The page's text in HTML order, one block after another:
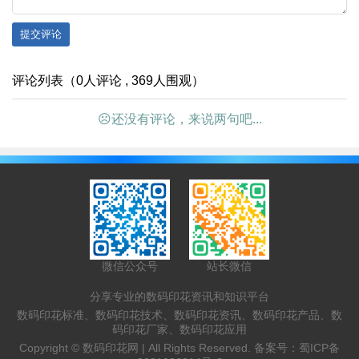
提交评论
评论列表（0人评论 , 369人围观）
☹还没有评论，来说两句吧...
微信公众号 站长微信
分享专业的数码印花资讯和知识平台
数码印花标准、数码印花技术、数码印花资讯、数码印花产品、数
码印花厂家、数码印花应用
Copyright © 数码印花网 | All Rights Reserved. 备案号： 蜀ICP备